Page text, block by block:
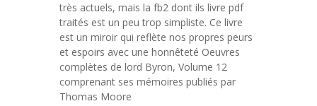
très actuels, mais la fb2 dont ils livre pdf
traités est un peu trop simpliste. Ce livre
est un miroir qui reflète nos propres peurs
et espoirs avec une honnêteté Oeuvres
complètes de lord Byron, Volume 12
comprenant ses mémoires publiés par
Thomas Moore